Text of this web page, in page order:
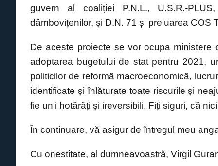
guvern al coaliției P.N.L., U.S.R.-
dâmbovițenilor, și D.N. 71 și preluarea
​De aceste proiecte se vor ocupa
adoptarea bugetului de stat pentru 2021,
politicilor de reformă macroeconomică,
identificate și înlăturate toate riscurile și
fie unii hotărâți și ireversibili. Fiți siguri, că
​În continuare, vă asigur de întregul meu
Cu onestitate, al dumneavoastră, Virgil